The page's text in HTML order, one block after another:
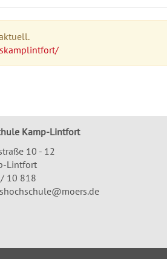
Kamp-Lintfort
10 - 12
Lintfort
10 818